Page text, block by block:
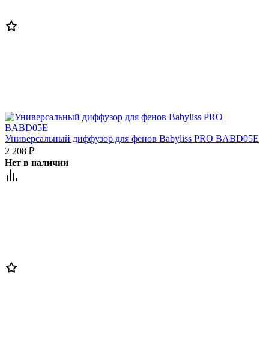
Универсальный диффузор для фенов Babyliss PRO BABD05E
2 208 ₽
Нет в наличии